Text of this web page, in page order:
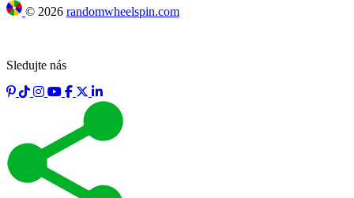
© 2026 randomwheelspin.com
Sledujte nás